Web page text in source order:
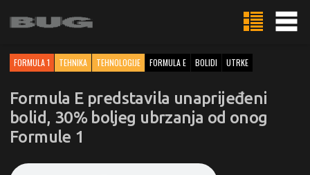
FORMULA 1 TEHNIKA TEHNOLOGIJE FORMULA E BOLIDI UTRKE
Formula E predstavila unaprijeđeni
bolid, 30% boljeg ubrzanja od onog
Formule 1